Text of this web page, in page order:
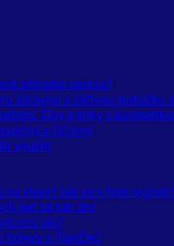
přírodní cestou?
zdravou a zářivou pokožku
Tipy a triky s
a Účinný
využití
na vlasy? Jak se v tom
pat za pár dní
pro vás?
hmyzu s TianDe?